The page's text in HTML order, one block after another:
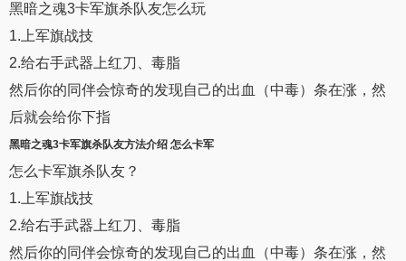
黑暗之魂3卡军旗杀队友怎么玩
1.上军旗战技
2.给右手武器上红刀、毒脂
然后你的同伴会惊奇的发现自己的出血（中毒）条在涨，然
后就会给你下指
黑暗之魂3卡军旗杀队友方法介绍 怎么卡军
怎么卡军旗杀队友？
1.上军旗战技
2.给右手武器上红刀、毒脂
然后你的同伴会惊奇的发现自己的出血（中毒）条在涨，然